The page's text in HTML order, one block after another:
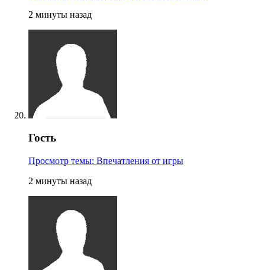
2 минуты назад
Гость
Просмотр темы: Впечатления от игры
2 минуты назад